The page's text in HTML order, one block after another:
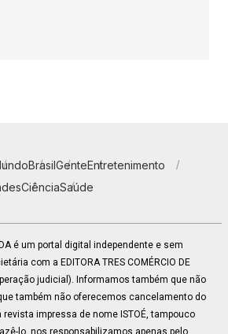
BrasilGenteEntretenimento
CiênciaSaúde
é um portal digital independente e sem
com a EDITORA TRES COMÉRCIO DE
judicial). Informamos também que não
também não oferecemos cancelamento do
impressa de nome ISTOÉ, tampouco
lo, nos responsabilizamos apenas pelo